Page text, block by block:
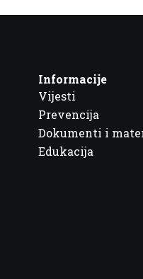
Informacije
Vijesti
Prevencija
Dokumenti i
Edukacija